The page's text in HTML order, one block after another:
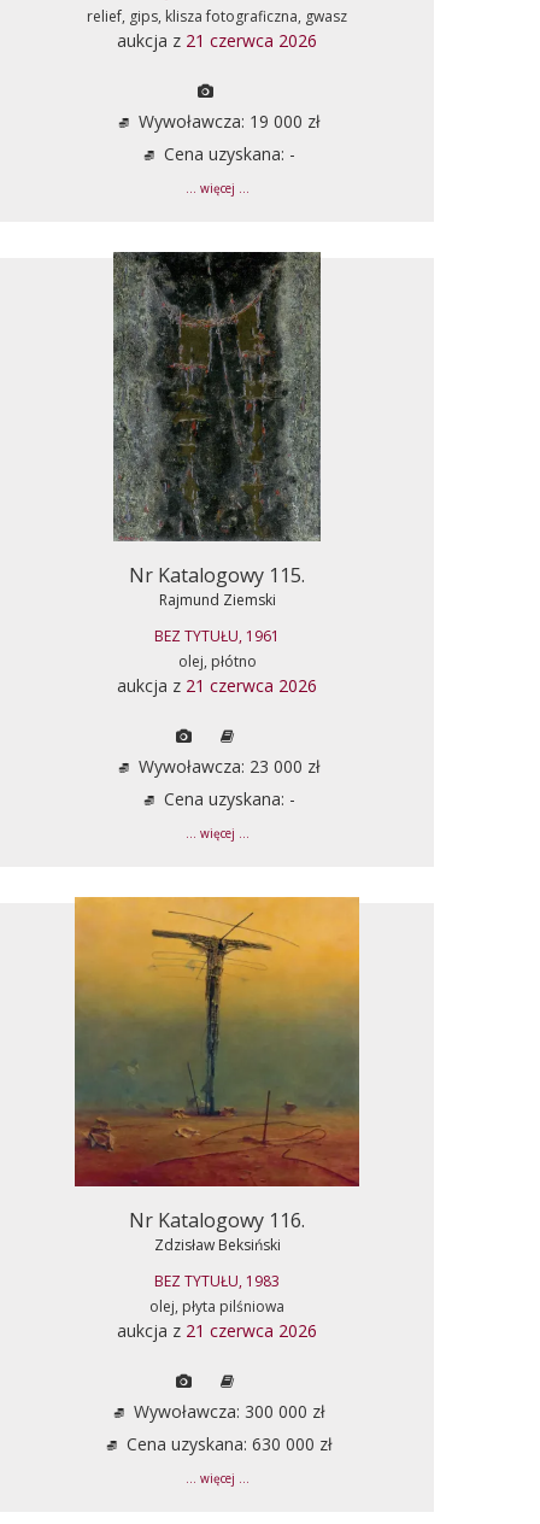
relief, gips, klisza fotograficzna, gwasz
aukcja z 21 czerwca 2026
Wywoławcza: 19 000 zł
Cena uzyskana: -
... więcej ...
Nr Katalogowy 115.
Rajmund Ziemski
BEZ TYTUŁU, 1961
olej, płótno
aukcja z 21 czerwca 2026
Wywoławcza: 23 000 zł
Cena uzyskana: -
... więcej ...
Nr Katalogowy 116.
Zdzisław Beksiński
BEZ TYTUŁU, 1983
olej, płyta pilśniowa
aukcja z 21 czerwca 2026
Wywoławcza: 300 000 zł
Cena uzyskana: 630 000 zł
... więcej ...